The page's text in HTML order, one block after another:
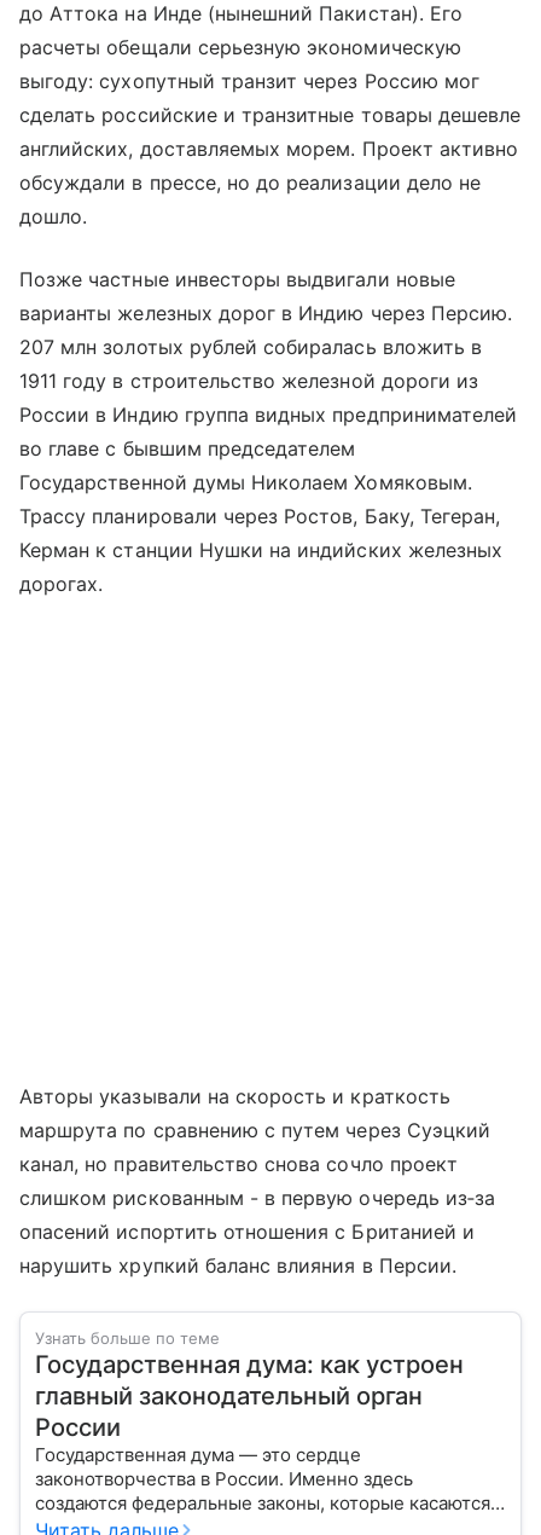
до Аттока на Инде (нынешний Пакистан). Его
расчеты обещали серьезную экономическую
выгоду: сухопутный транзит через Россию мог
сделать российские и транзитные товары дешевле
английских, доставляемых морем. Проект активно
обсуждали в прессе, но до реализации дело не
дошло.
Позже частные инвесторы выдвигали новые
варианты железных дорог в Индию через Персию.
207 млн золотых рублей собиралась вложить в
1911 году в строительство железной дороги из
России в Индию группа видных предпринимателей
во главе с бывшим председателем
Государственной думы Николаем Хомяковым.
Трассу планировали через Ростов, Баку, Тегеран,
Керман к станции Нушки на индийских железных
дорогах.
Авторы указывали на скорость и краткость
маршрута по сравнению с путем через Суэцкий
канал, но правительство снова сочло проект
слишком рискованным - в первую очередь из‑за
опасений испортить отношения с Британией и
нарушить хрупкий баланс влияния в Персии.
Узнать больше по теме
Государственная дума: как устроен
главный законодательный орган
России
Государственная дума — это сердце
законотворчества в России. Именно здесь
создаются федеральные законы, которые касаются
жизни каждого гражданина: от образования и